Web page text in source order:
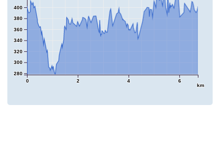
0 2 4 6
km
280
300
320
340
360
380
400